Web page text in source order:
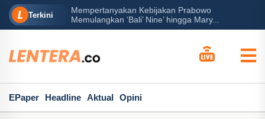
Terkini
Mempertanyakan Kebijakan Prabowo
Memulangkan ‘Bali’ Nine’ hingga Mary...
EPaper Headline Aktual Opini